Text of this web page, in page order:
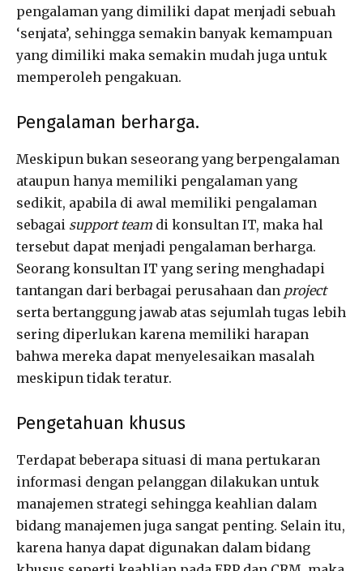
pengalaman yang dimiliki dapat menjadi sebuah
‘senjata’, sehingga semakin banyak kemampuan
yang dimiliki maka semakin mudah juga untuk
memperoleh pengakuan.
Pengalaman berharga.
Meskipun bukan seseorang yang berpengalaman
ataupun hanya memiliki pengalaman yang
sedikit, apabila di awal memiliki pengalaman
sebagai support team di konsultan IT, maka hal
tersebut dapat menjadi pengalaman berharga.
Seorang konsultan IT yang sering menghadapi
tantangan dari berbagai perusahaan dan project
serta bertanggung jawab atas sejumlah tugas lebih
sering diperlukan karena memiliki harapan
bahwa mereka dapat menyelesaikan masalah
meskipun tidak teratur.
Pengetahuan khusus
Terdapat beberapa situasi di mana pertukaran
informasi dengan pelanggan dilakukan untuk
manajemen strategi sehingga keahlian dalam
bidang manajemen juga sangat penting. Selain itu,
karena hanya dapat digunakan dalam bidang